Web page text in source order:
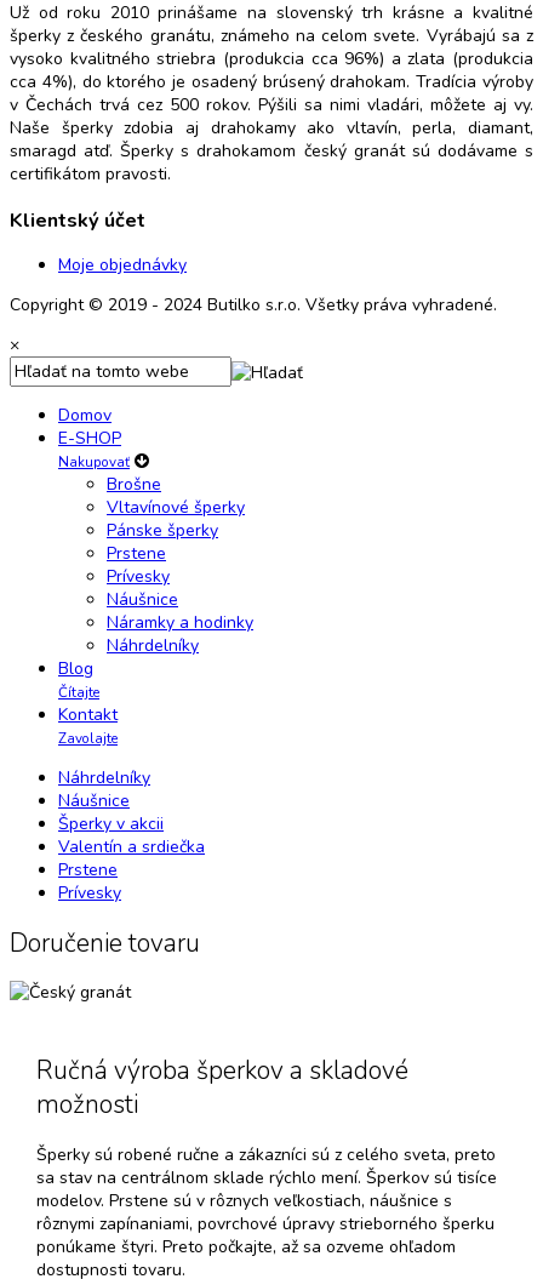
Už od roku 2010 prinášame na slovenský trh krásne a kvalitné
šperky z českého granátu, známeho na celom svete. Vyrábajú sa z
vysoko kvalitného striebra (produkcia cca 96%) a zlata (produkcia
cca 4%), do ktorého je osadený brúsený drahokam. Tradícia výroby
v Čechách trvá cez 500 rokov. Pýšili sa nimi vladári, môžete aj vy.
Naše šperky zdobia aj drahokamy ako vltavín, perla, diamant,
smaragd atď. Šperky s drahokamom český granát sú dodávame s
certifikátom pravosti.
Klientský účet
Moje objednávky
Copyright © 2019 - 2024 Butilko s.r.o. Všetky práva vyhradené.
×
Domov
E-SHOP
Nakupovať
Brošne
Vltavínové šperky
Pánske šperky
Prstene
Prívesky
Náušnice
Náramky a hodinky
Náhrdelníky
Blog
Čítajte
Kontakt
Zavolajte
Náhrdelníky
Náušnice
Šperky v akcii
Valentín a srdiečka
Prstene
Prívesky
Doručenie tovaru
Ručná výroba šperkov a skladové
možnosti
Šperky sú robené ručne a zákazníci sú z celého sveta, preto
sa stav na centrálnom sklade rýchlo mení. Šperkov sú tisíce
modelov. Prstene sú v rôznych veľkostiach, náušnice s
rôznymi zapínaniami, povrchové úpravy strieborného šperku
ponúkame štyri. Preto počkajte, až sa ozveme ohľadom
dostupnosti tovaru.